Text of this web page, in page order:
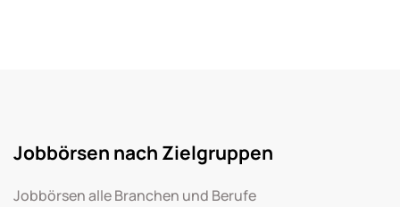
Jobbörsen nach Zielgruppen
Jobbörsen alle Branchen und Berufe